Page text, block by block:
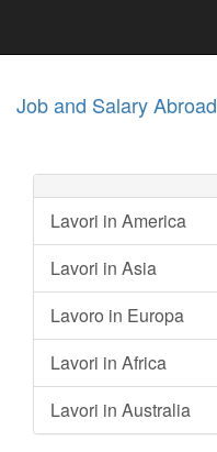
Job and Salary Abroad
Lavori in America
Lavori in Asia
Lavoro in Europa
Lavori in Africa
Lavori in Australia